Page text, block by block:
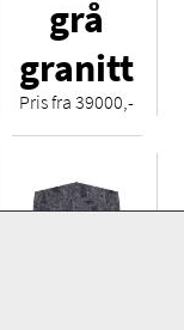
grå
granitt
Pris fra 39000,-